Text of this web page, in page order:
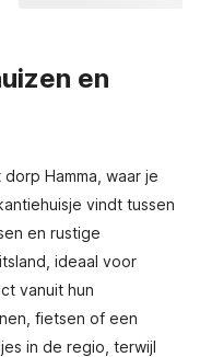
en
Hamma, waar je
vindt tussen
en rustige
ideaal voor
vanuit hun
fietsen of een
in de regio, terwijl